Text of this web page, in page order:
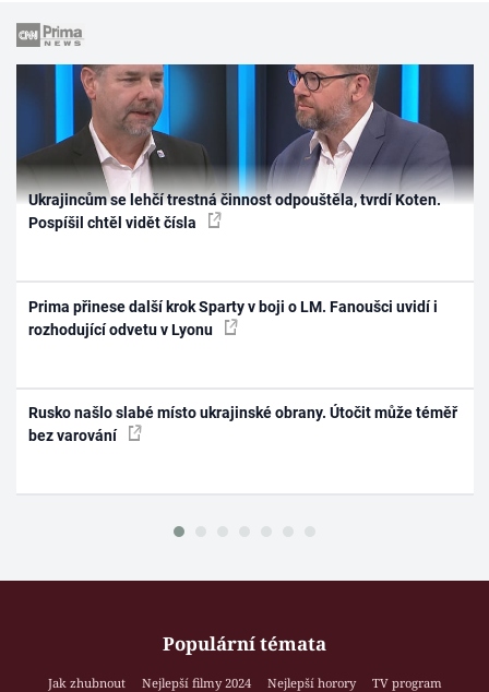
Ukrajincům se lehčí trestná činnost odpouštěla, tvrdí Koten.
Pospíšil chtěl vidět čísla
Prima přinese další krok Sparty v boji o LM. Fanoušci uvidí i
rozhodující odvetu v Lyonu
Rusko našlo slabé místo ukrajinské obrany. Útočit může téměř
bez varování
Populární témata
Jak zhubnout Nejlepší filmy 2024 Nejlepší horory
TV program